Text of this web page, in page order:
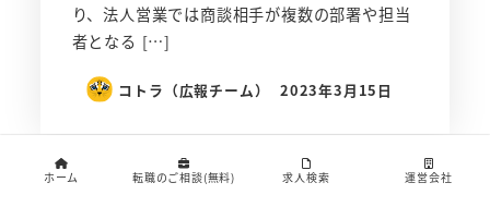
り、法人営業では商談相手が複数の部署や担当
者となる […]
コトラ（広報チーム） 2023年3月15日
ホーム 転職のご相談(無料) 求人検索 運営会社